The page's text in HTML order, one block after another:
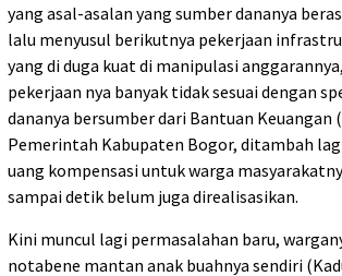
yang asal-asalan yang sumber dananya
lalu menyusul berikutnya pekerjaan
yang di duga kuat di manipulasi
pekerjaan nya banyak tidak sesuai dengan
dananya bersumber dari Bantuan Keuangan
Pemerintah Kabupaten Bogor, ditambah
uang kompensasi untuk warga
sampai detik belum juga direalisasikan.
Kini muncul lagi permasalahan baru,
notabene mantan anak buahnya sendiri